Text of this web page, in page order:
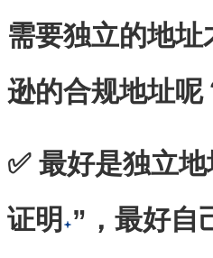
需要独立的地
逊的合规地址呢
✅ 最好是独立
证明 ”，最好自